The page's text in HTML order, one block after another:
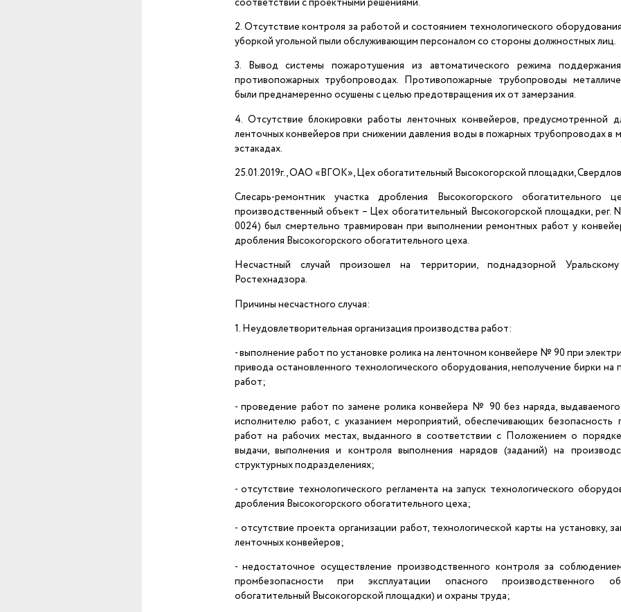
2. Отсутствие контроля за работой и состоянием технологического
уборкой угольной пыли обслуживающим персоналом со стороны должностных лиц.
3. Вывод системы пожаротушения из автоматического режима
противопожарных трубопроводах. Противопожарные трубопроводы
были преднамеренно осушены с целью предотвращения их от замерзания.
4. Отсутствие блокировки работы ленточных конвейеров, предусмотренной
ленточных конвейеров при снижении давления воды в пожарных трубопроводах в
эстакадах.
25.01.2019г., ОАО «ВГОК», Цех обогатительный Высокогорской площадки,
Слесарь-ремонтник участка дробления Высокогорского обогатительного
производственный объект – Цех обогатительный Высокогорской площадки,
0024) был смертельно травмирован при выполнении ремонтных работ у
дробления Высокогорского обогатительного цеха.
Несчастный случай произошел на территории, поднадзорной
Ростехнадзора.
Причины несчастного случая:
1. Неудовлетворительная организация производства работ:
- выполнение работ по установке ролика на ленточном конвейере № 90 при
привода остановленного технологического оборудования, неполучение бирки на
работ;
- проведение работ по замене ролика конвейера № 90 без наряда,
исполнителю работ, с указанием мероприятий, обеспечивающих безопасность
работ на рабочих местах, выданного в соответствии с Положением о
выдачи, выполнения и контроля выполнения нарядов (заданий) на
структурных подразделениях;
- отсутствие технологического регламента на запуск технологического
дробления Высокогорского обогатительного цеха;
- отсутствие проекта организации работ, технологической карты на установку,
ленточных конвейеров;
- недостаточное осуществление производственного контроля за
промбезопасности при эксплуатации опасного производственного
обогатительный Высокогорской площадки) и охраны труда;